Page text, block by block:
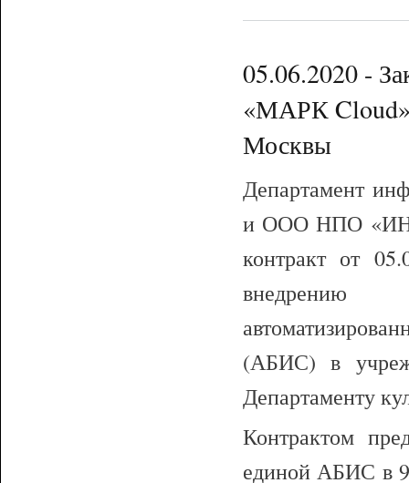
05.06.2020 -
«МАРК Cloud»
Москвы
Департамент
и ООО НПО
контракт от
внедрению
(АБИС) в
Департаменту
Контрактом
единой АБИС в 9